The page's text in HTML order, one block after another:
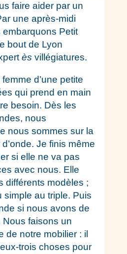
faire aider par un
une après-midi
Petit
bout de Lyon
ès villégiatures.
d’une petite
qui prend en main
besoin. Dès les
nous
nous sommes sur la
Je finis même
si elle ne va pas
avec nous. Elle
différents modèles ;
simple au triple. Puis
si nous avons de
Nous faisons un
de notre mobilier : il
trois choses pour